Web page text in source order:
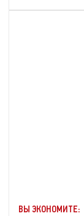
ВЫ ЭКОНОМИТЕ: